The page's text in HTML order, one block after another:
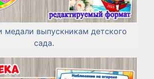
медали выпускникам детского
сада.